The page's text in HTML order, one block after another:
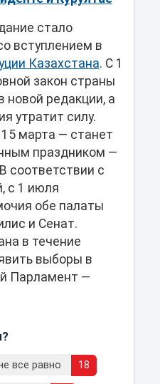
стало
вступлением в
Казахстана. С 1
закон страны
новой редакции, а
утратит силу.
марта — станет
праздником —
соответствии с
с 1 июля
обе палаты
и Сенат.
в течение
выборы в
Парламент —
все равно 18